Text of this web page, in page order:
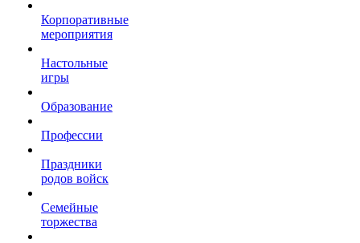
Корпоративные
мероприятия
Настольные
игры
Образование
Профессии
Праздники
родов войск
Семейные
торжества